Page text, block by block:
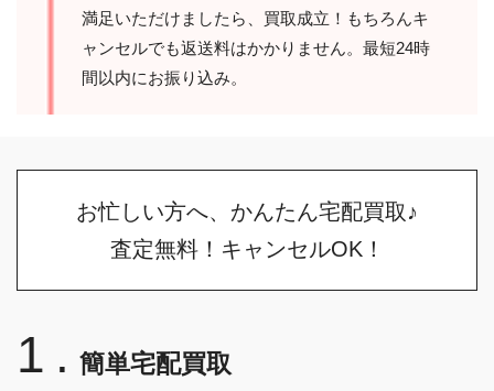
満足いただけましたら、買取成立！もちろんキ
ャンセルでも返送料はかかりません。最短24時
間以内にお振り込み。
お忙しい方へ、かんたん宅配買取♪
査定無料！キャンセルOK！
1.簡単宅配買取